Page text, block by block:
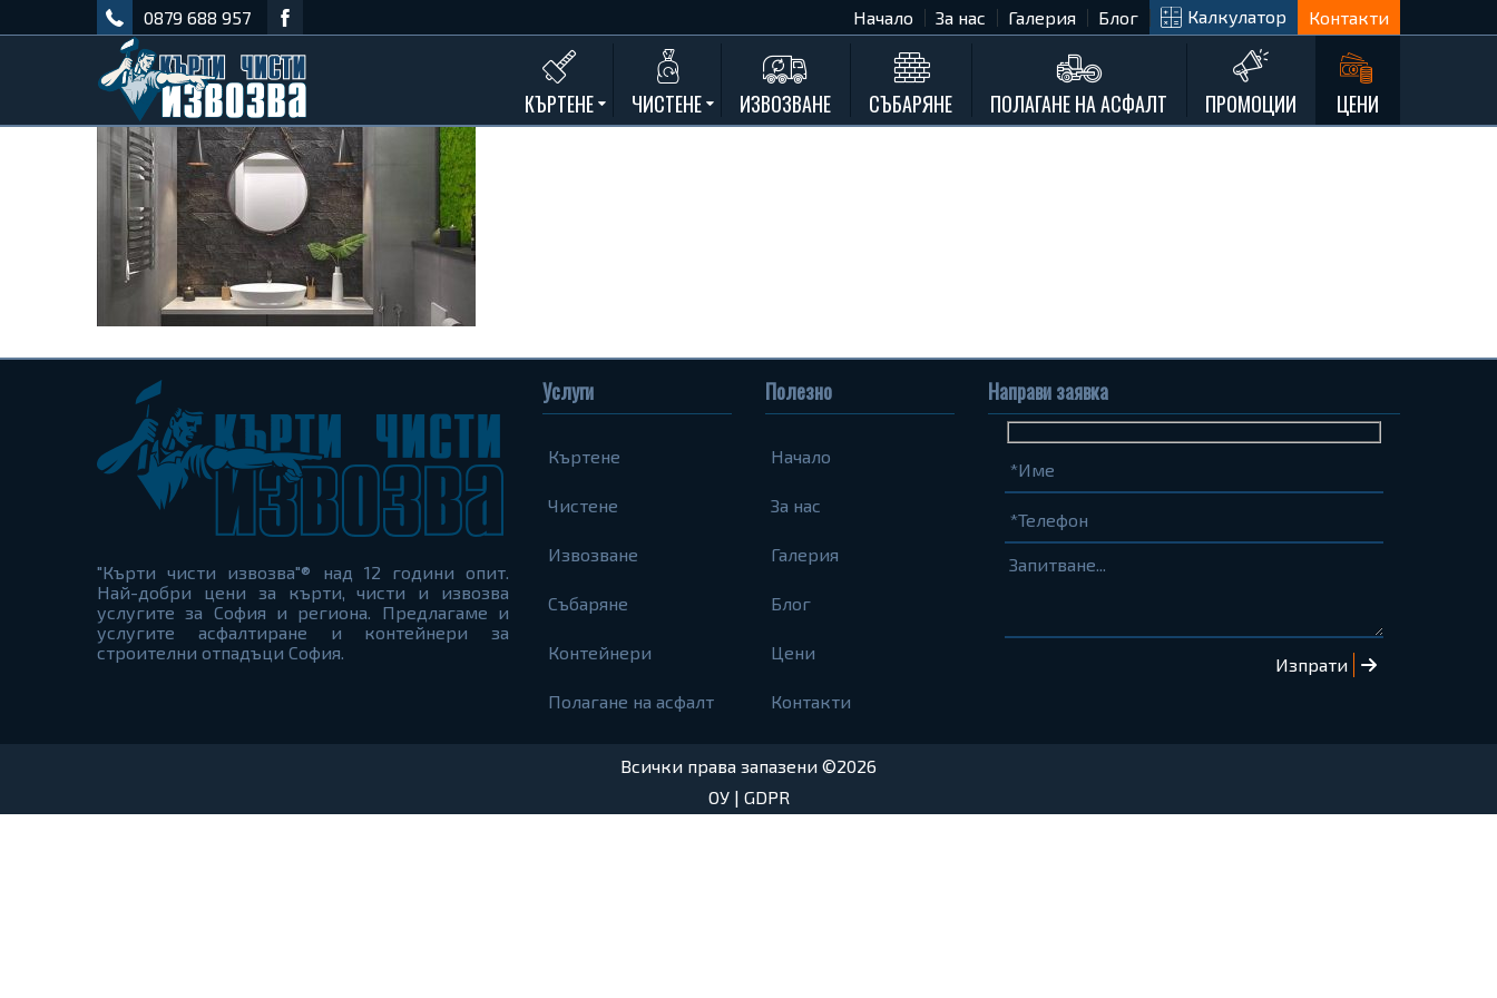
0879 688 957 Начало За нас Галерия Блог Калкулатор Контакти
КЪРТЕНЕ
Къртене на дограма и подпрозорец
ЧИСТЕНЕ ИЗВОЗВАНЕ СЪБАРЯНЕ ПОЛАГАНЕ НА АСФАЛТ ПРОМОЦИИ ЦЕНИ
"Кърти чисти извозва"® над 12 години опит.
Най-добри цени за кърти, чисти и извозва
услугите за София и региона. Предлагаме и
услугите асфалтиране и контейнери за
строителни отпадъци София.
Услуги
Къртене
Чистене
Извозване
Събаряне
Контейнери
Полагане на асфалт
Полезно
Начало
За нас
Галерия
Блог
Цени
Контакти
Направи заявка
Име
(задължително)
Телефон
(задължително)
Запитване...
Всички права запазени ©2026
ОУ| GDPR